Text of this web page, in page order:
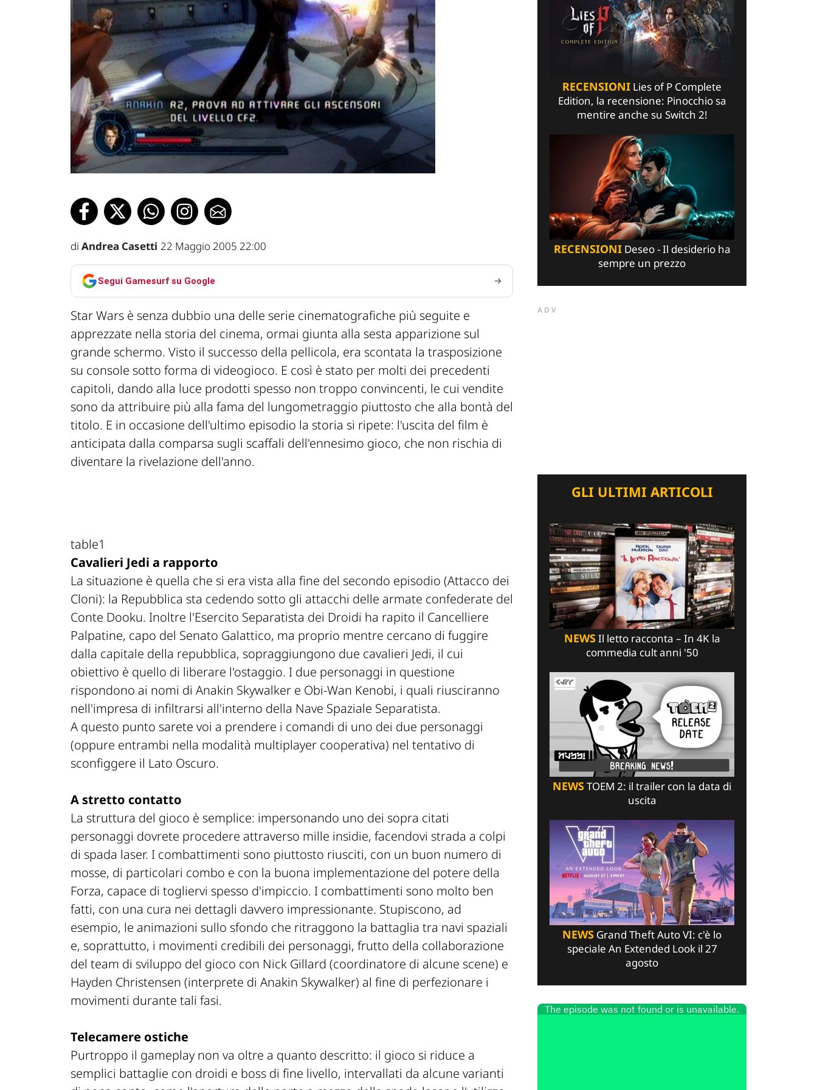
di Andrea Casetti 22 Maggio 2005 22:00
Segui Gamesurf su Google
Star Wars è senza dubbio una delle serie cinematografiche più seguite e
apprezzate nella storia del cinema, ormai giunta alla sesta apparizione sul
grande schermo. Visto il successo della pellicola, era scontata la trasposizione
su console sotto forma di videogioco. E così è stato per molti dei precedenti
capitoli, dando alla luce prodotti spesso non troppo convincenti, le cui vendite
sono da attribuire più alla fama del lungometraggio piuttosto che alla bontà del
titolo. E in occasione dell'ultimo episodio la storia si ripete: l'uscita del film è
anticipata dalla comparsa sugli scaffali dell'ennesimo gioco, che non rischia di
diventare la rivelazione dell'anno.
table1
Cavalieri Jedi a rapporto
La situazione è quella che si era vista alla fine del secondo episodio (Attacco dei
Cloni): la Repubblica sta cedendo sotto gli attacchi delle armate confederate del
Conte Dooku. Inoltre l'Esercito Separatista dei Droidi ha rapito il Cancelliere
Palpatine, capo del Senato Galattico, ma proprio mentre cercano di fuggire
dalla capitale della repubblica, sopraggiungono due cavalieri Jedi, il cui
obiettivo è quello di liberare l'ostaggio. I due personaggi in questione
rispondono ai nomi di Anakin Skywalker e Obi-Wan Kenobi, i quali riusciranno
nell'impresa di infiltrarsi all'interno della Nave Spaziale Separatista.
A questo punto sarete voi a prendere i comandi di uno dei due personaggi
(oppure entrambi nella modalità multiplayer cooperativa) nel tentativo di
sconfiggere il Lato Oscuro.
A stretto contatto
La struttura del gioco è semplice: impersonando uno dei sopra citati
personaggi dovrete procedere attraverso mille insidie, facendovi strada a colpi
di spada laser. I combattimenti sono piuttosto riusciti, con un buon numero di
mosse, di particolari combo e con la buona implementazione del potere della
Forza, capace di togliervi spesso d'impiccio. I combattimenti sono molto ben
fatti, con una cura nei dettagli davvero impressionante. Stupiscono, ad
esempio, le animazioni sullo sfondo che ritraggono la battaglia tra navi spaziali
e, soprattutto, i movimenti credibili dei personaggi, frutto della collaborazione
del team di sviluppo del gioco con Nick Gillard (coordinatore di alcune scene) e
Hayden Christensen (interprete di Anakin Skywalker) al fine di perfezionare i
movimenti durante tali fasi.
Telecamere ostiche
Purtroppo il gameplay non va oltre a quanto descritto: il gioco si riduce a
semplici battaglie con droidi e boss di fine livello, intervallati da alcune varianti
RECENSIONI Lies of P Complete
Edition, la recensione: Pinocchio sa
mentire anche su Switch 2!
RECENSIONIDeseo - Il desiderio ha
sempre un prezzo
ADV
GLI ULTIMI ARTICOLI
NEWSIl letto racconta – In 4K la
commedia cult anni '50
NEWSTOEM 2: il trailer con la data di
uscita
NEWS Grand Theft Auto VI: c'è lo
speciale An Extended Look il 27
agosto